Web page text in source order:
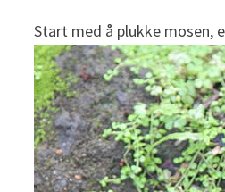
Start med å plukke mosen,